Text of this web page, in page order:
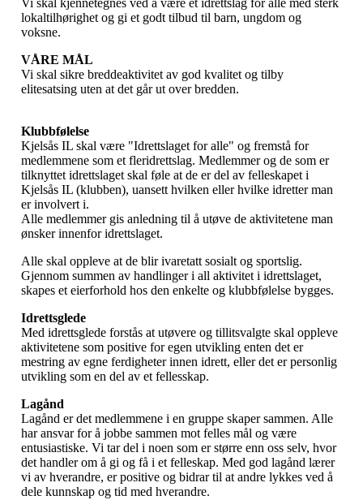
Vi skal kjennetegnes ved å være et idrettslag for alle med sterk
lokaltilhørighet og gi et godt tilbud til barn, ungdom og
voksne.
VÅRE MÅL
Vi skal sikre breddeaktivitet av god kvalitet og tilby
elitesatsing uten at det går ut over bredden.
Klubbfølelse
Kjelsås IL skal være "Idrettslaget for alle" og fremstå for
medlemmene som et fleridrettslag. Medlemmer og de som er
tilknyttet idrettslaget skal føle at de er del av felleskapet i
Kjelsås IL (klubben), uansett hvilken eller hvilke idretter man
er involvert i.
Alle medlemmer gis anledning til å utøve de aktivitetene man
ønsker innenfor idrettslaget.
Alle skal oppleve at de blir ivaretatt sosialt og sportslig.
Gjennom summen av handlinger i all aktivitet i idrettslaget,
skapes et eierforhold hos den enkelte og klubbfølelse bygges.
Idrettsglede
Med idrettsglede forstås at utøvere og tillitsvalgte skal oppleve
aktivitetene som positive for egen utvikling enten det er
mestring av egne ferdigheter innen idrett, eller det er personlig
utvikling som en del av et fellesskap.
Lagånd
Lagånd er det medlemmene i en gruppe skaper sammen. Alle
har ansvar for å jobbe sammen mot felles mål og være
entusiastiske. Vi tar del i noen som er større enn oss selv, hvor
det handler om å gi og få i et felleskap. Med god lagånd lærer
vi av hverandre, er positive og bidrar til at andre lykkes ved å
dele kunnskap og tid med hverandre.